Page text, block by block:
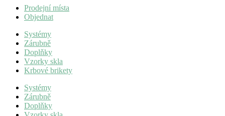
Prodejní místa
Objednat
Systémy
Zárubně
Doplňky
Vzorky skla
Krbové brikety
Systémy
Zárubně
Doplňky